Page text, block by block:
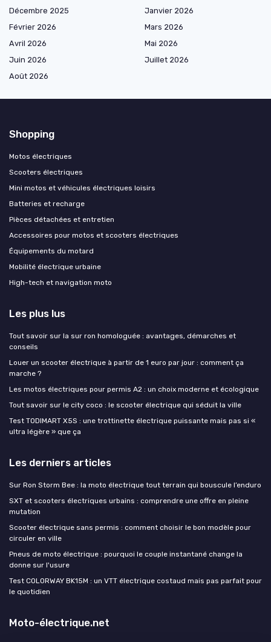
Décembre 2025
Janvier 2026
Février 2026
Mars 2026
Avril 2026
Mai 2026
Juin 2026
Juillet 2026
Août 2026
Shopping
Motos électriques
Scooters électriques
Mini motos et véhicules électriques loisirs
Batteries et recharge
Pièces détachées et entretien
Accessoires pour motos et scooters électriques
Équipements du motard
Mobilité électrique urbaine
High-tech et navigation moto
Les plus lus
Tout savoir sur la sur ron homologuée : avantages, démarches et
conseils
Louer un scooter électrique à partir de 1 euro par jour : comment ça
marche ?
Les motos électriques pour permis A2 : un choix moderne et écologique
Tout savoir sur le city coco : le scooter électrique qui séduit la ville
Test TODIMART X5S : une trottinette électrique puissante mais pas si «
ultra légère » que ça
Les derniers articles
Sur Ron Storm Bee : la moto électrique tout terrain qui bouscule l’enduro
SXT et scooters électriques urbains : comprendre une offre en pleine
mutation
Scooter électrique sans permis : comment choisir le bon modèle pour
circuler en ville
Pneus de moto électrique : pourquoi le couple instantané change la
donne sur l'usure
Test COLORWAY BK15M : un VTT électrique costaud mais pas parfait pour
le quotidien
Moto-électrique.net